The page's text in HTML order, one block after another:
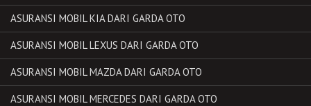
ASURANSI MOBIL KIA DARI GARDA OTO
ASURANSI MOBIL LEXUS DARI GARDA OTO
ASURANSI MOBIL MAZDA DARI GARDA OTO
ASURANSI MOBIL MERCEDES DARI GARDA OTO